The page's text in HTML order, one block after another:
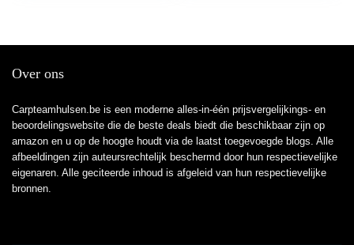
Over ons
Carpteamhulsen.be is een moderne alles-in-één prijsvergelijkings- en
beoordelingswebsite die de beste deals biedt die beschikbaar zijn op
amazon en u op de hoogte houdt via de laatst toegevoegde blogs. Alle
afbeeldingen zijn auteursrechtelijk beschermd door hun respectievelijke
eigenaren. Alle geciteerde inhoud is afgeleid van hun respectievelijke
bronnen.